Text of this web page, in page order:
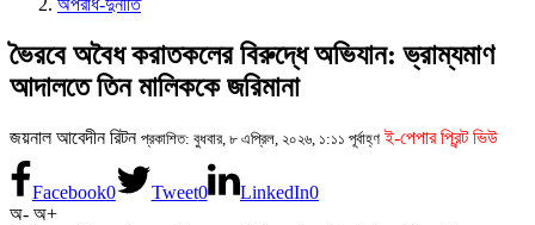
অপরাধ-দুর্নীতি
ভৈরবে অবৈধ করাতকলের বিরুদ্ধে অভিযান: ভ্রাম্যমাণ
আদালতে তিন মালিককে জরিমানা
জয়নাল আবেদীন রিটন প্রকাশিত: বুধবার, ৮ এপ্রিল, ২০২৬, ১:১১ পূর্বাহ্ণ ই-পেপার প্রিন্ট ভিউ
Facebook0 Tweet0 LinkedIn0
অ- অ+